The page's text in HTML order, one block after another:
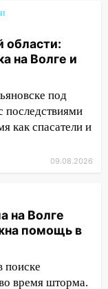
на
в
люди в
ребенка,
в
области:
на Волге и
под
как спасатели и
09.08.2026
на Волге
помощь в
поиске
время шторма.